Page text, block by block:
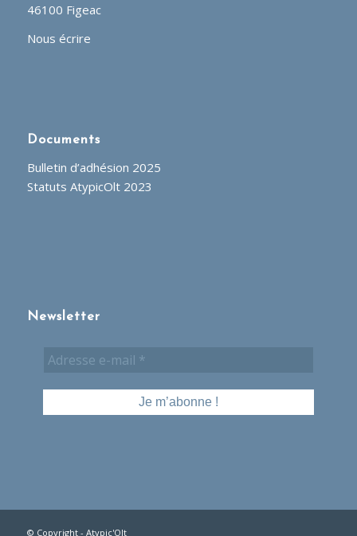
46100 Figeac
Nous écrire
Documents
Bulletin d’adhésion 2025
Statuts AtypicOlt 2023
Newsletter
© Copyright - Atypic'Olt